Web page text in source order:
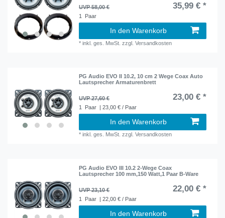
UVP 58,00 € 35,99 € *
1 Paar
In den Warenkorb
*inkl. ges. MwSt. zzgl.Versandkosten
PG Audio EVO II 10.2, 10 cm 2 Wege Coax Auto
Lautsprecher Armaturenbrett
UVP 27,60 € 23,00 € *
1 Paar | 23,00 € / Paar
In den Warenkorb
*inkl. ges. MwSt. zzgl.Versandkosten
PG Audio EVO III 10.2 2-Wege Coax
Lautsprecher 100 mm,150 Watt,1 Paar B-Ware
UVP 23,10 € 22,00 € *
1 Paar | 22,00 € / Paar
In den Warenkorb